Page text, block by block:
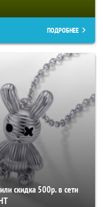
ПОДРОБНЕЕ
скидка 500р. в сети